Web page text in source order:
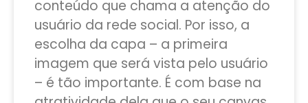
conteúdo que chama a atenção do
usuário da rede social. Por isso, a
escolha da capa – a primeira
imagem que será vista pelo usuário
– é tão importante. É com base na